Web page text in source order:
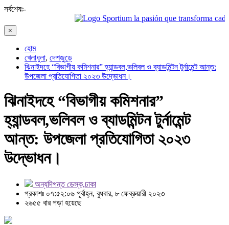
সর্বশেষঃ-
Sportium la pasión que transforma cada
×
হোম
খেলাধুলা, দেশজুড়ে
ঝিনাইদহে “বিভাগীয় কমিশনার” হ্যান্ডবল,ভলিবল ও ব্যাডমিন্টন টুর্নামেন্ট আন্ত:
উপজেলা প্রতিযোগিতা ২০২৩ উদ্ভোধন।
ঝিনাইদহে “বিভাগীয় কমিশনার”
হ্যান্ডবল,ভলিবল ও ব্যাডমিন্টন টুর্নামেন্ট
আন্ত: উপজেলা প্রতিযোগিতা ২০২৩
উদ্ভোধন।
অন্যদিগন্ত ডেস্ক,ঢাকা
প্রকাশঃ ০৭:৫২:০৬ পূর্বাহ্ন, বুধবার, ৮ ফেব্রুয়ারী ২০২৩
২৬৫৫ বার পড়া হয়েছে